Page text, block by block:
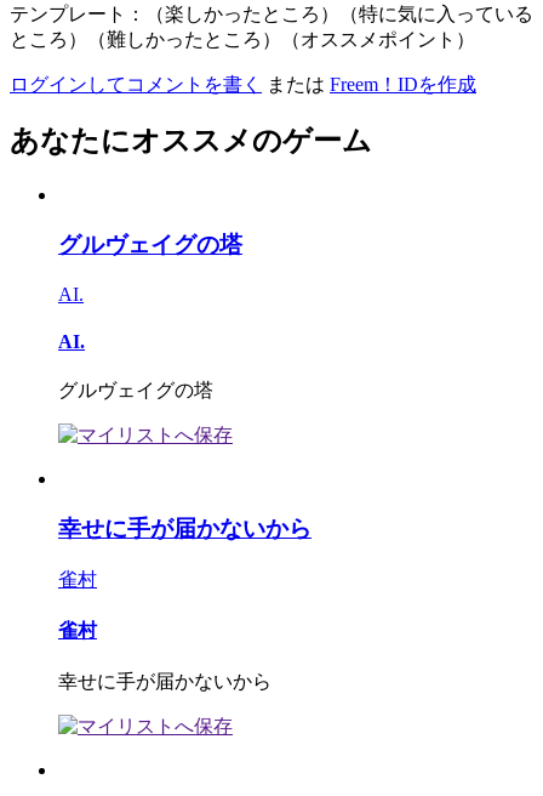
テンプレート：（楽しかったところ）（特に気に入っている
ところ）（難しかったところ）（オススメポイント）
ログインしてコメントを書く または Freem！IDを作成
あなたにオススメのゲーム
グルヴェイグの塔
AI.
AI.
グルヴェイグの塔
幸せに手が届かないから
雀村
雀村
幸せに手が届かないから